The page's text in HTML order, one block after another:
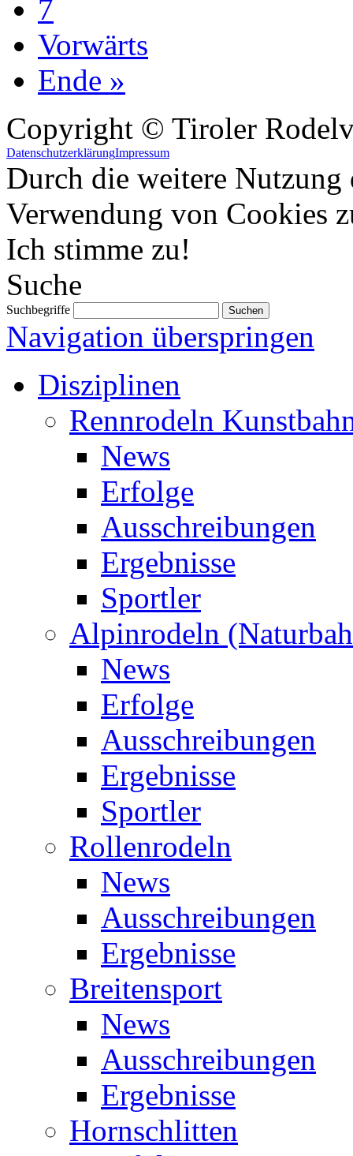
7
Vorwärts
Ende »
Copyright © Tiroler
DatenschutzerklärungImpressum
Durch die weitere Nutzung
Verwendung von Cookies
Ich stimme zu!
Suche
Suchbegriffe
Navigation überspringen
Disziplinen
Rennrodeln
News
Erfolge
Ausschreibungen
Ergebnisse
Sportler
Alpinrodeln
News
Erfolge
Ausschreibungen
Ergebnisse
Sportler
Rollenrodeln
News
Ausschreibungen
Ergebnisse
Breitensport
News
Ausschreibungen
Ergebnisse
Hornschlitten